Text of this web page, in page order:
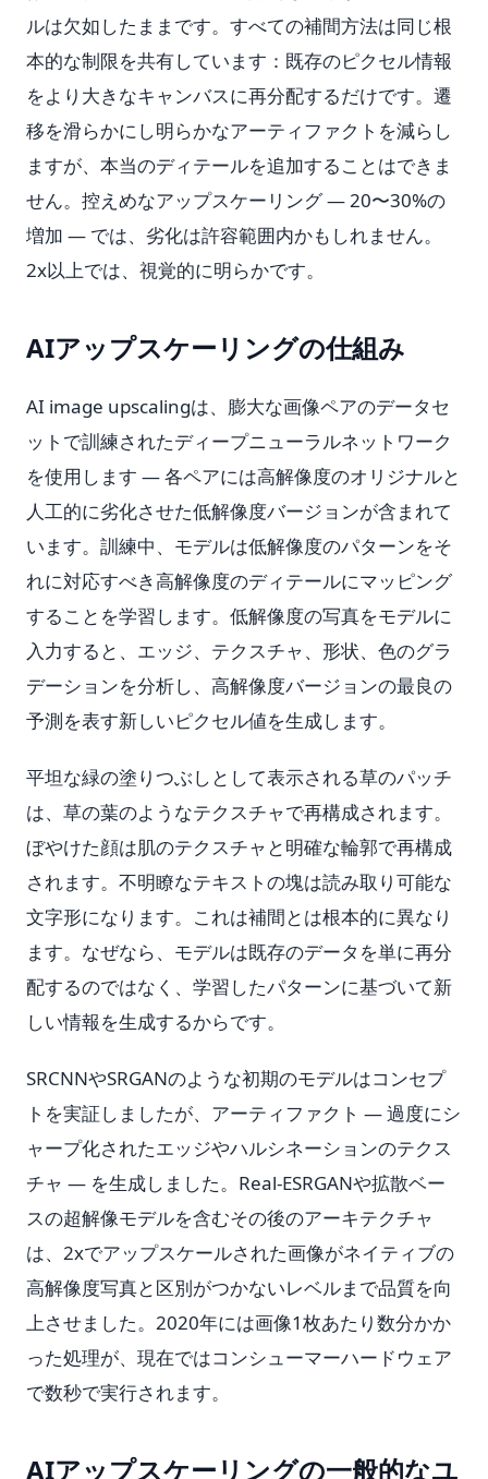
ルは欠如したままです。すべての補間方法は同じ根
本的な制限を共有しています：既存のピクセル情報
をより大きなキャンバスに再分配するだけです。遷
移を滑らかにし明らかなアーティファクトを減らし
ますが、本当のディテールを追加することはできま
せん。控えめなアップスケーリング — 20〜30%の
増加 — では、劣化は許容範囲内かもしれません。
2x以上では、視覚的に明らかです。
AIアップスケーリングの仕組み
AI image upscalingは、膨大な画像ペアのデータセ
ットで訓練されたディープニューラルネットワーク
を使用します — 各ペアには高解像度のオリジナルと
人工的に劣化させた低解像度バージョンが含まれて
います。訓練中、モデルは低解像度のパターンをそ
れに対応すべき高解像度のディテールにマッピング
することを学習します。低解像度の写真をモデルに
入力すると、エッジ、テクスチャ、形状、色のグラ
デーションを分析し、高解像度バージョンの最良の
予測を表す新しいピクセル値を生成します。
平坦な緑の塗りつぶしとして表示される草のパッチ
は、草の葉のようなテクスチャで再構成されます。
ぼやけた顔は肌のテクスチャと明確な輪郭で再構成
されます。不明瞭なテキストの塊は読み取り可能な
文字形になります。これは補間とは根本的に異なり
ます。なぜなら、モデルは既存のデータを単に再分
配するのではなく、学習したパターンに基づいて新
しい情報を生成するからです。
SRCNNやSRGANのような初期のモデルはコンセプ
トを実証しましたが、アーティファクト — 過度にシ
ャープ化されたエッジやハルシネーションのテクス
チャ — を生成しました。Real-ESRGANや拡散ベー
スの超解像モデルを含むその後のアーキテクチャ
は、2xでアップスケールされた画像がネイティブの
高解像度写真と区別がつかないレベルまで品質を向
上させました。2020年には画像1枚あたり数分かか
った処理が、現在ではコンシューマーハードウェア
で数秒で実行されます。
AIアップスケーリングの一般的なユ